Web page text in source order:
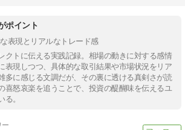
ポイント
表現とリアルなトレード感
クトに伝える実践記録。相場の動きに対する感情
表現しつつ、具体的な取引結果や市場状況をリア
多に感じる文調だが、その裏に透ける真剣さが読
喜怒哀楽を追うことで、投資の醍醐味を伝えるユ
。